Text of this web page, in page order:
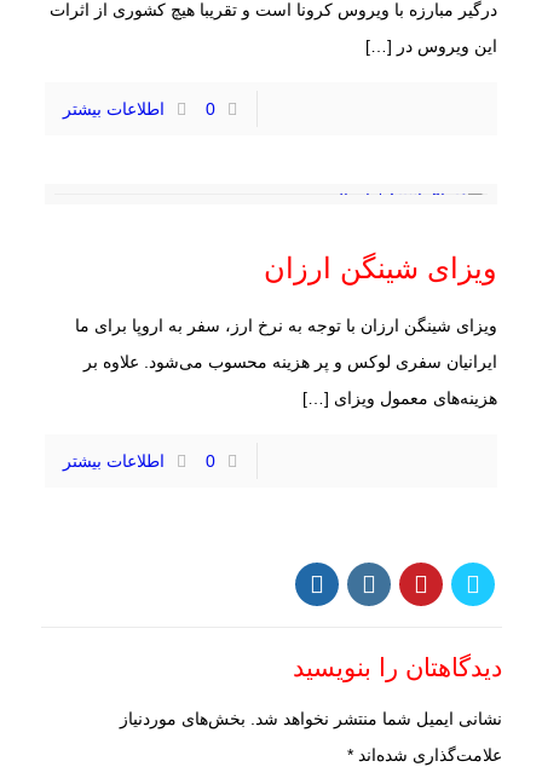
درگیر مبارزه با ویروس کرونا است و تقریبا هیچ کشوری از اثرات
این ویروس در […]
0 اطلاعات بیشتر
ویزای شینگن ارزان
ویزای شینگن ارزان با توجه به نرخ ارز، سفر به اروپا برای ما
ایرانیان سفری لوکس و پر هزینه محسوب می‌شود. علاوه بر
هزینه‌های معمول ویزای […]
0 اطلاعات بیشتر
دیدگاهتان را بنویسید
نشانی ایمیل شما منتشر نخواهد شد. بخش‌های موردنیاز
علامت‌گذاری شده‌اند*